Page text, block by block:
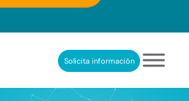
PROFESIONALSolicita información